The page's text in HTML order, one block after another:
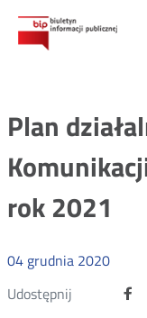
Plan
rok 2021
04 grudnia 2020
Udostępnij
Otwórz